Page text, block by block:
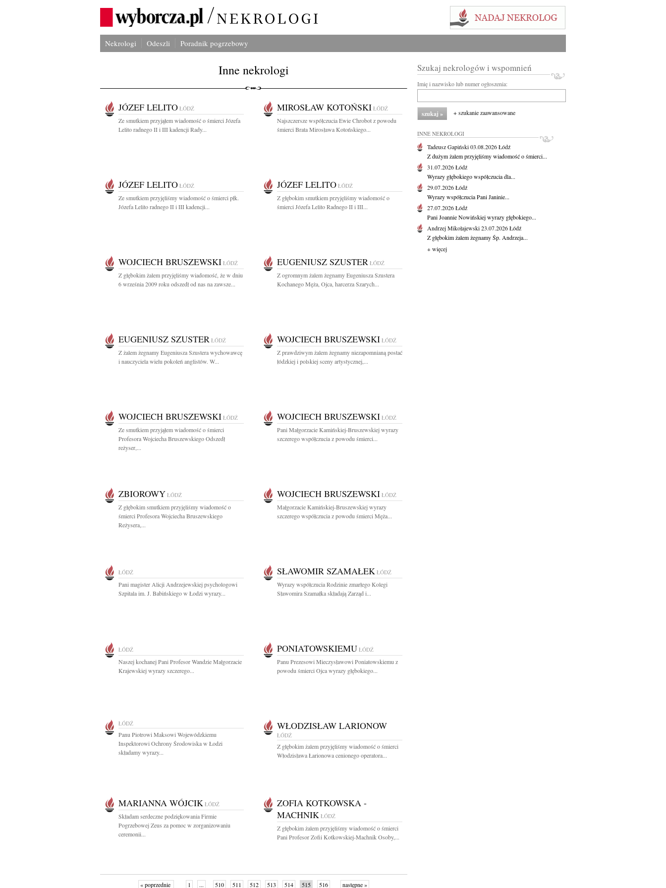
Nekrologi Odeszli Poradnik pogrzebowy
Inne nekrologi
JÓZEF LELITO ŁÓDŹ
Ze smutkiem przyjąłem wiadomość o śmierci Józefa
Lelito radnego II i III kadencji Rady...
MIROSŁAW KOTOŃSKI ŁÓDŹ
Najszczersze współczucia Ewie Chrobot z powodu
śmierci Brata Mirosława Kotońskiego...
JÓZEF LELITO ŁÓDŹ
Ze smutkiem przyjęliśmy wiadomość o śmierci płk.
Józefa Lelito radnego II i III kadencji...
JÓZEF LELITO ŁÓDŹ
Z głębokim smutkiem przyjęliśmy wiadomość o
śmierci Józefa Lelito Radnego II i III...
WOJCIECH BRUSZEWSKI ŁÓDŹ
Z głębokim żalem przyjęliśmy wiadomość, że w dniu
6 września 2009 roku odszedł od nas na zawsze...
EUGENIUSZ SZUSTER ŁÓDŹ
Z ogromnym żalem żegnamy Eugeniusza Szustera
Kochanego Męża, Ojca, harcerza Szarych...
EUGENIUSZ SZUSTER ŁÓDŹ
Z żalem żegnamy Eugeniusza Szustera wychowawcę
i nauczyciela wielu pokoleń anglistów. W...
WOJCIECH BRUSZEWSKI ŁÓDŹ
Z prawdziwym żalem żegnamy niezapomnianą postać
łódzkiej i polskiej sceny artystycznej,...
WOJCIECH BRUSZEWSKI ŁÓDŹ
Ze smutkiem przyjąłem wiadomość o śmierci
Profesora Wojciecha Bruszewskiego Odszedł
reżyser,...
WOJCIECH BRUSZEWSKI ŁÓDŹ
Pani Małgorzacie Kamińskiej-Bruszewskiej wyrazy
szczerego współczucia z powodu śmierci...
ZBIOROWY ŁÓDŹ
Z głębokim smutkiem przyjęliśmy wiadomość o
śmierci Profesora Wojciecha Bruszewskiego
Reżysera,...
WOJCIECH BRUSZEWSKI ŁÓDŹ
Małgorzacie Kamińskiej-Bruszewskiej wyrazy
szczerego współczucia z powodu śmierci Męża...
ŁÓDŹ
Pani magister Alicji Andrzejewskiej psychologowi
Szpitala im. J. Babińskiego w Łodzi wyrazy...
SŁAWOMIR SZAMAŁEK ŁÓDŹ
Wyrazy współczucia Rodzinie zmarłego Kolegi
Sławomira Szamałka składają Zarząd i...
ŁÓDŹ
Naszej kochanej Pani Profesor Wandzie Małgorzacie
Krajewskiej wyrazy szczerego...
PONIATOWSKIEMU ŁÓDŹ
Panu Prezesowi Mieczysławowi Poniatowskiemu z
powodu śmierci Ojca wyrazy głębokiego...
ŁÓDŹ
Panu Piotrowi Maksowi Wojewódzkiemu
Inspektorowi Ochrony Środowiska w Łodzi
składamy wyrazy...
WŁODZISŁAW LARIONOW
ŁÓDŹ
Z głębokim żalem przyjęliśmy wiadomość o śmierci
Włodzisława Łarionowa cenionego operatora...
MARIANNA WÓJCIK ŁÓDŹ
Składam serdeczne podziękowania Firmie
Pogrzebowej Zeus za pomoc w zorganizowaniu
ceremonii...
ZOFIA KOTKOWSKA -
MACHNIK ŁÓDŹ
Z głębokim żalem przyjęliśmy wiadomość o śmierci
Pani Profesor Zofii Kotkowskiej-Machnik Osoby,...
« poprzednie 1 ... 510 511 512 513 514 515 516 następne »
Szukaj nekrologów i wspomnień
Imię i nazwisko lub numer ogłoszenia:
+ szukanie zaawansowane
INNE NEKROLOGI
Tadeusz Gapiński03.08.2026Łódź
Z dużym żalem przyjęliśmy wiadomość o śmierci...
31.07.2026Łódź
Wyrazy głębokiego współczucia dla...
29.07.2026Łódź
Wyrazy współczucia Pani Janinie...
27.07.2026Łódź
Pani Joannie Nowińskiej wyrazy głębokiego...
Andrzej Mikołajewski23.07.2026Łódź
Z głębokim żalem żegnamy Śp. Andrzeja...
+ więcej